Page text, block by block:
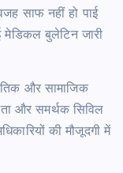
साफ नहीं हो पाई
बुलेटिन जारी
और सामाजिक
और समर्थक सिविल
की मौजूदगी में